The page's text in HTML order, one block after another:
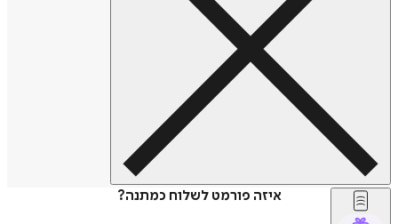
איזה פורמט לשלוח כמתנה?